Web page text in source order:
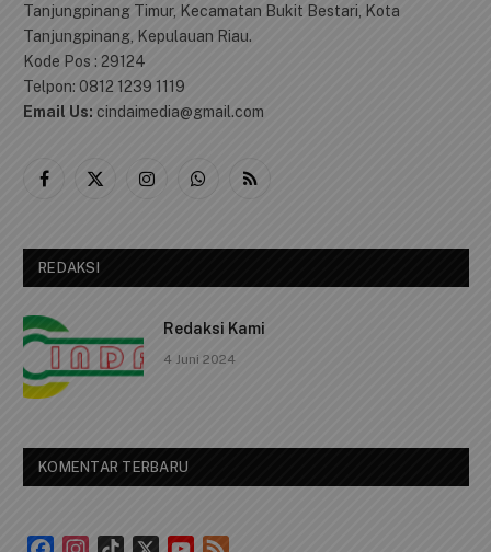
Tanjungpinang Timur, Kecamatan Bukit Bestari, Kota
Tanjungpinang, Kepulauan Riau.
Kode Pos : 29124
Telpon: 0812 1239 1119
Email Us: cindaimedia@gmail.com
Facebook
X
InstagramWhatsApp
RSS
REDAKSI
Redaksi Kami
4 Juni 2024
KOMENTAR TERBARU
FacebookInstagram
TikTok YouTube